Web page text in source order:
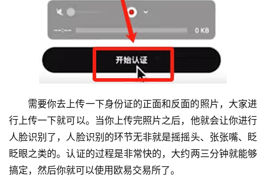
需要你去上传一下身份证的正面和反面的照片，大家进
行上传一下就可以。当你上传完照片之后，他就会让你进行
人脸识别了，人脸识别的环节无非就是摇摇头、张张嘴、眨
眨眼之类的。认证的过程是非常快的，大约两三分钟就能够
搞定，然后你就可以使用欧易交易所了。